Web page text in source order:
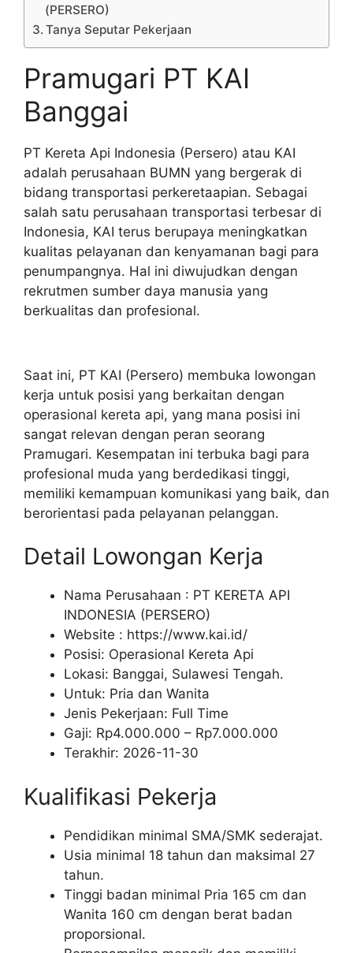
(PERSERO)
Tanya Seputar Pekerjaan
Pramugari PT KAI
Banggai
PT Kereta Api Indonesia (Persero) atau KAI
adalah perusahaan BUMN yang bergerak di
bidang transportasi perkeretaapian. Sebagai
salah satu perusahaan transportasi terbesar di
Indonesia, KAI terus berupaya meningkatkan
kualitas pelayanan dan kenyamanan bagi para
penumpangnya. Hal ini diwujudkan dengan
rekrutmen sumber daya manusia yang
berkualitas dan profesional.
Saat ini, PT KAI (Persero) membuka lowongan
kerja untuk posisi yang berkaitan dengan
operasional kereta api, yang mana posisi ini
sangat relevan dengan peran seorang
Pramugari. Kesempatan ini terbuka bagi para
profesional muda yang berdedikasi tinggi,
memiliki kemampuan komunikasi yang baik, dan
berorientasi pada pelayanan pelanggan.
Detail Lowongan Kerja
Nama Perusahaan : PT KERETA API
INDONESIA (PERSERO)
Website : https://www.kai.id/
Posisi: Operasional Kereta Api
Lokasi: Banggai, Sulawesi Tengah.
Untuk: Pria dan Wanita
Jenis Pekerjaan: Full Time
Gaji: Rp4.000.000 – Rp7.000.000
Terakhir: 2026-11-30
Kualifikasi Pekerja
Pendidikan minimal SMA/SMK sederajat.
Usia minimal 18 tahun dan maksimal 27
tahun.
Tinggi badan minimal Pria 165 cm dan
Wanita 160 cm dengan berat badan
proporsional.